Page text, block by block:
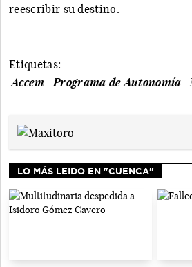
reescribir su destino.
Etiquetas:
Accem
Programa de Autonomía
LO MÁS LEIDO EN "CUENCA"